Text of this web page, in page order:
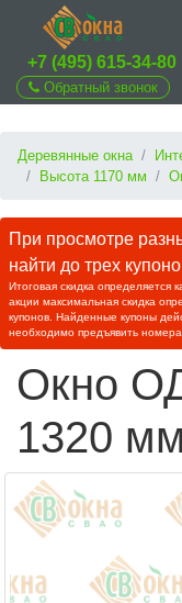
+7 (495) 615-34-80
Обратный звонок
Деревянные окна
Высота 1170 мм
При просмотре
найти до трех
Итоговая скидка определяется
акции максимальная скидка
купонов. Найденные купоны
необходимо предъявить
Окно
1320